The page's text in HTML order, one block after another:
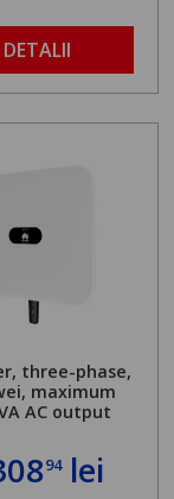
DETALII
three-phase,
maximum
AC output
94lei